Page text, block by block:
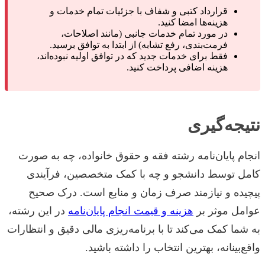
قرارداد کتبی و شفاف با جزئیات تمام خدمات و
هزینه‌ها امضا کنید.
در مورد تمام خدمات جانبی (مانند اصلاحات،
فرمت‌بندی، رفع تشابه) از ابتدا به توافق برسید.
فقط برای خدمات جدید که در توافق اولیه نبوده‌اند،
هزینه اضافی پرداخت کنید.
نتیجه‌گیری
انجام پایان‌نامه رشته فقه و حقوق خانواده، چه به صورت
کامل توسط دانشجو و چه با کمک متخصصین، فرآیندی
پیچیده و نیازمند صرف زمان و منابع است. درک صحیح
عوامل موثر بر هزینه و قیمت انجام پایان‌نامه در این رشته،
به شما کمک می‌کند تا با برنامه‌ریزی مالی دقیق و انتظارات
واقع‌بینانه، بهترین انتخاب را داشته باشید.